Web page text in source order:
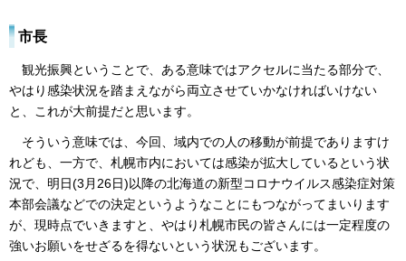
市長
観光振興ということで、ある意味ではアクセルに当たる部分で、
やはり感染状況を踏まえながら両立させていかなければいけない
と、これが大前提だと思います。
そういう意味では、今回、域内での人の移動が前提でありますけ
れども、一方で、札幌市内においては感染が拡大しているという状
況で、明日(3月26日)以降の北海道の新型コロナウイルス感染症対策
本部会議などでの決定というようなことにもつながってまいります
が、現時点でいきますと、やはり札幌市民の皆さんには一定程度の
強いお願いをせざるを得ないという状況もございます。